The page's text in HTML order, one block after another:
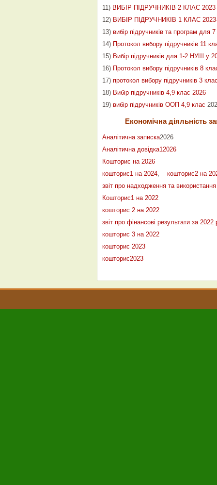
11) ВИБІР ПІДРУЧНИКІВ 2 КЛАС
12) ВИБІР ПІДРУЧНИКІВ 1 КЛАС
13) вибір підручників та програм для
14) Протокол вибору підручників 11
15) Вибір підручників для 1-2 НУШ у
16) Протокол вибору підручників 8
17) протокол вибору підручників 3
18) Вибір підручників 4,9 клас 2026
19) вибір підручників ООП 4,9 клас
Економічна діяльність
Аналітична записка2026
Аналітична довідка12026
Кошторис на 2026
кошторис1 на 2024
кошторис2 на
звіт про надходження та
Кошторис1 на 2022
кошторис 2 на 2022
звіт про фінансові результати за 2022
кошторис 3 на 2022
кошторис 2023
кошторис2023